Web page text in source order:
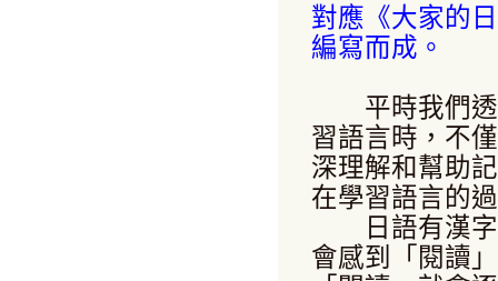
對應《大家的
編寫而成。
平時我們透
習語言時，不
深理解和幫助
在學習語言的
日語有漢字
會感到「閱讀